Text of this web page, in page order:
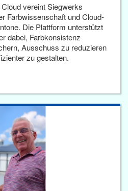
vereint Siegwerks
Farbwissenschaft und Cloud-
Die Plattform unterstützt
dabei, Farbkonsistenz
Ausschuss zu reduzieren
zu gestalten.